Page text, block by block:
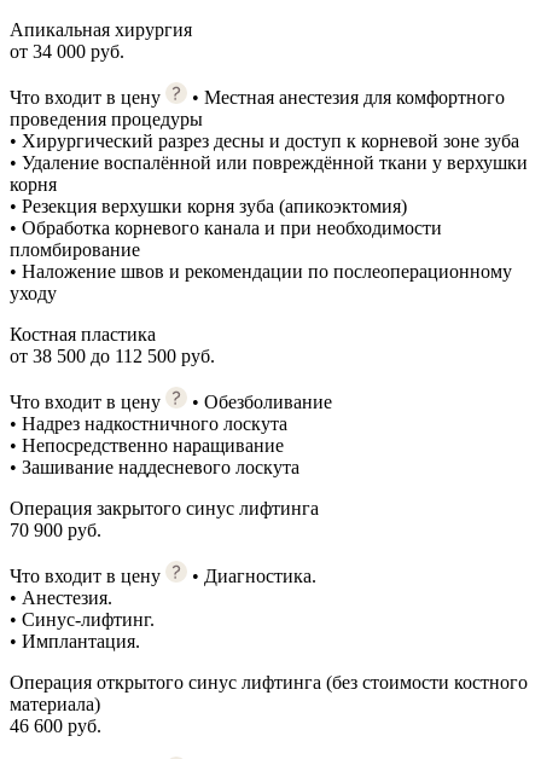
Апикальная хирургия
от 34 000 руб.
Что входит в цену
• Местная анестезия для комфортного
проведения процедуры
• Хирургический разрез десны и доступ к корневой зоне зуба
• Удаление воспалённой или повреждённой ткани у верхушки
корня
• Резекция верхушки корня зуба (апикоэктомия)
• Обработка корневого канала и при необходимости
пломбирование
• Наложение швов и рекомендации по послеоперационному
уходу
Костная пластика
от 38 500 до 112 500 руб.
Что входит в цену
• Обезболивание
• Надрез надкостничного лоскута
• Непосредственно наращивание
• Зашивание наддесневого лоскута
Операция закрытого синус лифтинга
70 900 руб.
Что входит в цену
• Диагностика.
• Анестезия.
• Синус-лифтинг.
• Имплантация.
Операция открытого синус лифтинга (без стоимости костного
материала)
46 600 руб.